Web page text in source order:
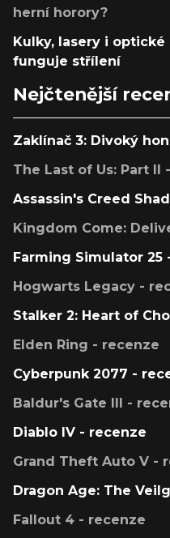
herní horory?
Kulky, lasery i optické
funguje střílení
Nejčtenější
Zaklínač 3: Divoký
The Last of Us: Part II
Assassin's Creed
Kingdom Come:
Farming Simulator 25
Hogwarts Legacy -
Stalker 2: Heart of
Elden Ring - recenze
Cyberpunk 2077 -
Baldur's Gate III -
Diablo IV - recenze
Grand Theft Auto V -
Dragon Age: The
Fallout 4 - recenze